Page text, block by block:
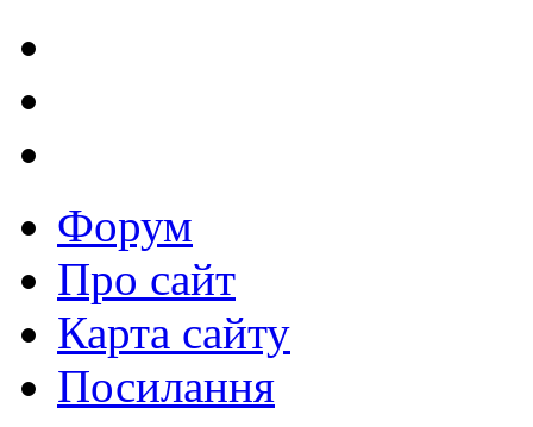
Форум
Про сайт
Карта сайту
Посилання